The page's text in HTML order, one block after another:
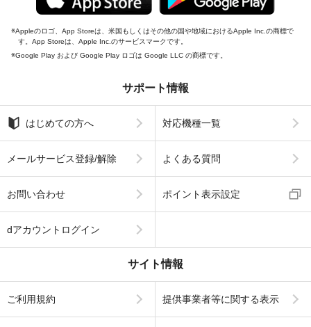
Appleのロゴ、App Storeは、米国もしくはその他の国や地域におけるApple Inc.の商標で
す。App Storeは、Apple Inc.のサービスマークです。
Google Play および Google Play ロゴは Google LLC の商標です。
サポート情報
はじめての方へ 対応機種一覧
メールサービス登録/解除 よくある質問
お問い合わせ ポイント表示設定
dアカウントログイン
サイト情報
ご利用規約 提供事業者等に関する表示